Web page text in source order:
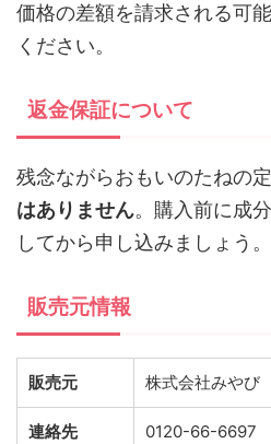
価格の差額を請求される可
ください。
返金保証について
残念ながらおもいのたねの
はありません。購入前に成
してから申し込みましょう。
販売元情報
販売元 株式会社みやび
連絡先 0120-66-6697